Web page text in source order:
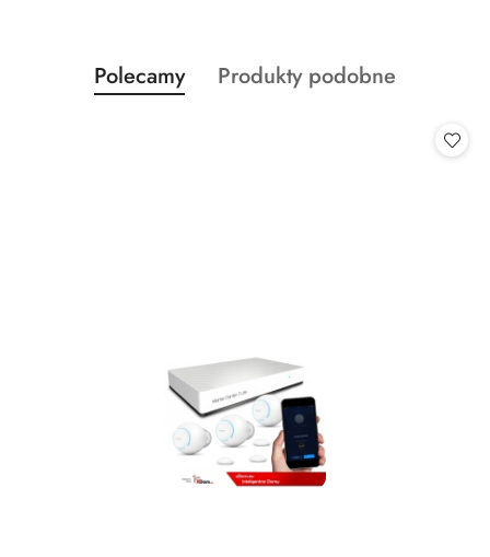
Pomiń karuzelę produktów
Produkty
o
Polecamy
Produkty
Produkty podobne